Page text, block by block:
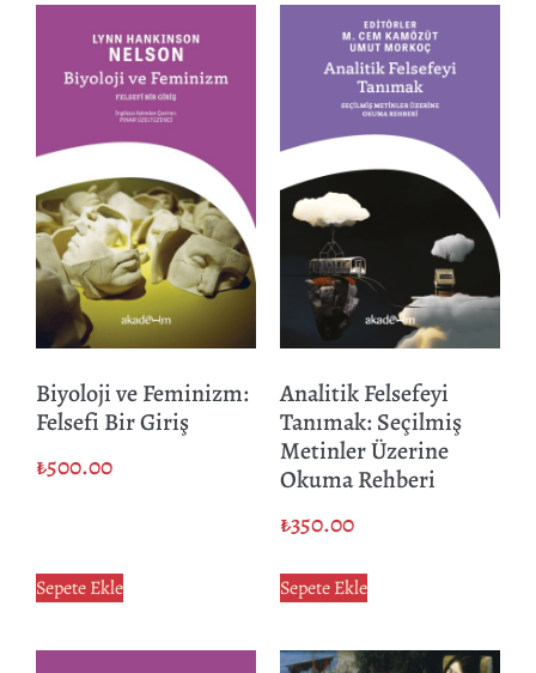
Biyoloji ve Feminizm:
Felsefi Bir Giriş
₺500.00
Sepete Ekle
Analitik Felsefeyi
Tanımak: Seçilmiş
Metinler Üzerine
Okuma Rehberi
₺350.00
Sepete Ekle